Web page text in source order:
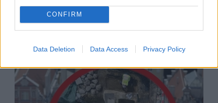
CONFIRM
Data Deletion Data Access Privacy Policy
Русия започна да внася петролни
07.08.2026 / 17:05